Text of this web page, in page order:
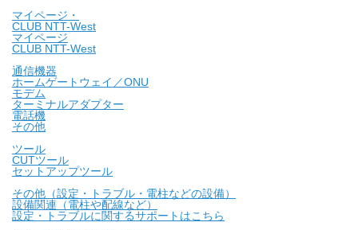
マイページ・
CLUB NTT-West
マイページ
CLUB NTT-West
通信機器
ホームゲートウェイ／ONU
モデム
ターミナルアダプター
電話機
その他
ツール
CUTツール
セットアップツール
その他（設定・トラブル・電柱などの設備）
設備関連（電柱や配線など）
設定・トラブルに関するサポートはこちら